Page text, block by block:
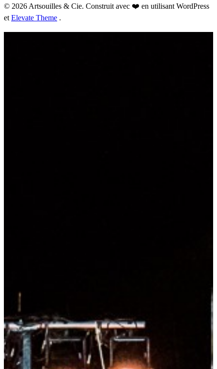
© 2026 Artsouilles & Cie. Construit avec ❤️ en utilisant WordPress
et Elevate Theme .